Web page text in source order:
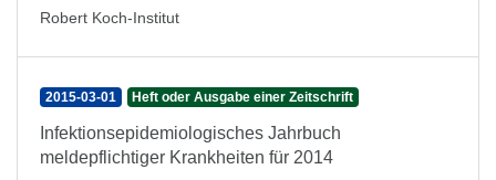
Robert Koch-Institut
2015-03-01 Heft oder Ausgabe einer Zeitschrift
Infektionsepidemiologisches Jahrbuch
meldepflichtiger Krankheiten für 2014